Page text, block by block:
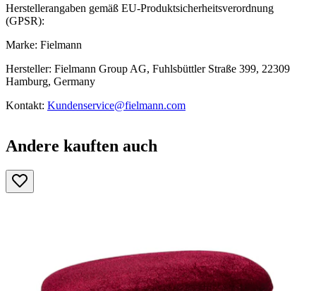
Herstellerangaben gemäß EU-Produktsicherheitsverordnung
(GPSR):
Marke: Fielmann
Hersteller: Fielmann Group AG, Fuhlsbüttler Straße 399, 22309
Hamburg, Germany
Kontakt: Kundenservice@fielmann.com
Andere kauften auch